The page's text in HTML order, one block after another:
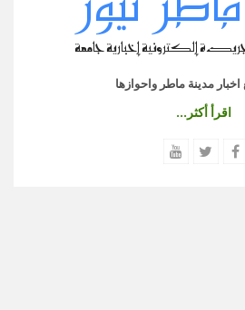
اخبار مدينة ماطر واحوازها
اقرأ أكثر...